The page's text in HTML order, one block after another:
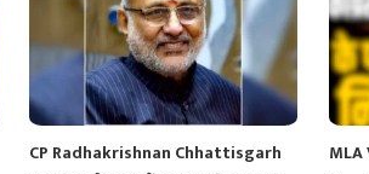
CP Radhakrishnan Chhattisgarh